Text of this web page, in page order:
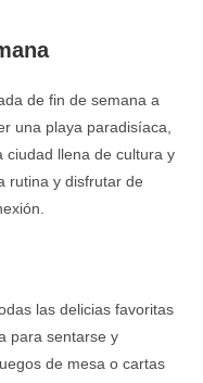
de fin de semana a
una playa paradisíaca,
ciudad llena de cultura y
rutina y disfrutar de
las delicias favoritas
para sentarse y
de mesa o cartas